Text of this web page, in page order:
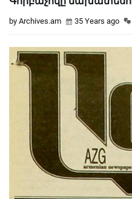
by Archives.am 35 Years ago